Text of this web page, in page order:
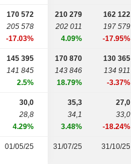
170 572
205 578
-17.03%
210 279
202 011
4.09%
162 122
197 579
-17.95%
145 395
141 845
2.5%
170 870
143 846
18.79%
130 365
134 911
-3.37%
30,0
28,8
4.29%
35,3
34,1
3.48%
27,0
33,0
-18.24%
01/05/25 31/07/25 31/10/25